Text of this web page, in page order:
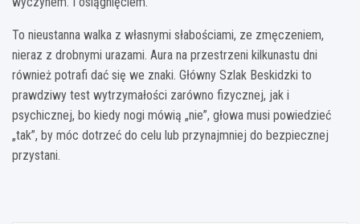
To nieustanna walka z własnymi słabościami, ze zmęczeniem,
nieraz z drobnymi urazami. Aura na przestrzeni kilkunastu dni
również potrafi dać się we znaki. Główny Szlak Beskidzki to
prawdziwy test wytrzymałości zarówno fizycznej, jak i
psychicznej, bo kiedy nogi mówią „nie”, głowa musi powiedzieć
„tak”, by móc dotrzeć do celu lub przynajmniej do bezpiecznej
przystani.